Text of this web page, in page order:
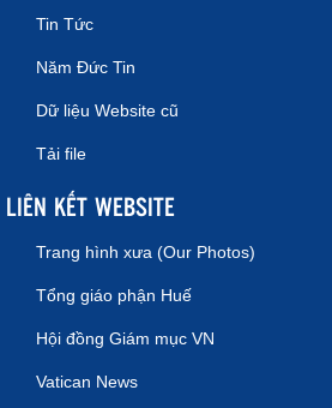
Tin Tức
Năm Đức Tin
Dữ liệu Website cũ
Tải file
LIÊN KẾT WEBSITE
Trang hình xưa (Our Photos)
Tổng giáo phận Huế
Hội đồng Giám mục VN
Vatican News